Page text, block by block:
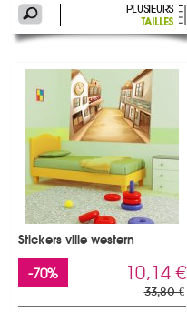
Stickers ville western
-70% 10,14 €
33,80 €